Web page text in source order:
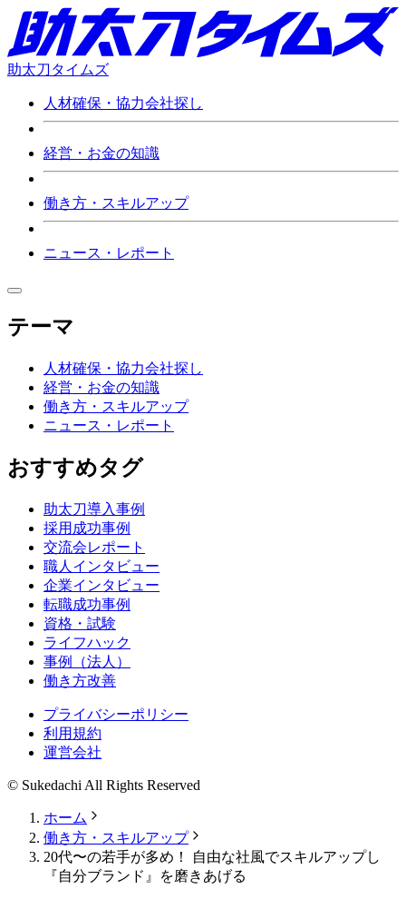
助太刀タイムズ
人材確保・協力会社探し
経営・お金の知識
働き方・スキルアップ
ニュース・レポート
テーマ
人材確保・協力会社探し
経営・お金の知識
働き方・スキルアップ
ニュース・レポート
おすすめタグ
助太刀導入事例
採用成功事例
交流会レポート
職人インタビュー
企業インタビュー
転職成功事例
資格・試験
ライフハック
事例（法人）
働き方改善
プライバシーポリシー
利用規約
運営会社
© Sukedachi All Rights Reserved
ホーム
働き方・スキルアップ
20代〜の若手が多め！ 自由な社風でスキルアップし
『自分ブランド』を磨きあげる